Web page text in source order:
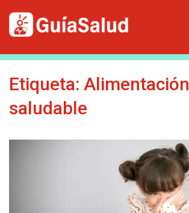
Etiqueta: Alimentación
saludable